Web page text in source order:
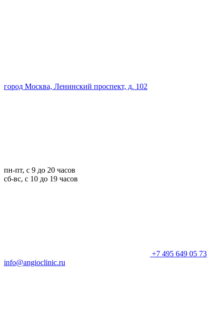
город Москва, Ленинский проспект, д. 102
пн-пт, с 9 до 20 часов
сб-вс, с 10 до 19 часов
+7 495 649 05 73
info@angioclinic.ru